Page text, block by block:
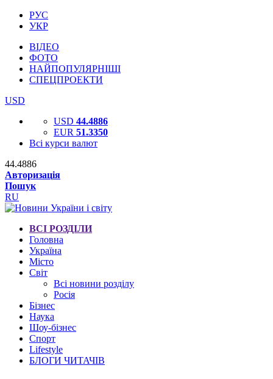
РУС
УКР
ВІДЕО
ФОТО
НАЙПОПУЛЯРНІШІ
СПЕЦПРОЕКТИ
USD
USD 44.4886
EUR 51.3350
Всі курси валют
44.4886
Авторизація
Пошук
RU
ВСІ РОЗДІЛИ
Головна
Україна
Місто
Світ
Всі новини розділу
Росія
Бізнес
Наука
Шоу-бізнес
Спорт
Lifestyle
БЛОГИ ЧИТАЧІВ